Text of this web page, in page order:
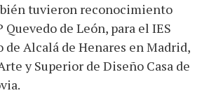
tuvieron reconocimiento
de León, para el IES
Alcalá de Henares en Madrid,
y Superior de Diseño Casa de